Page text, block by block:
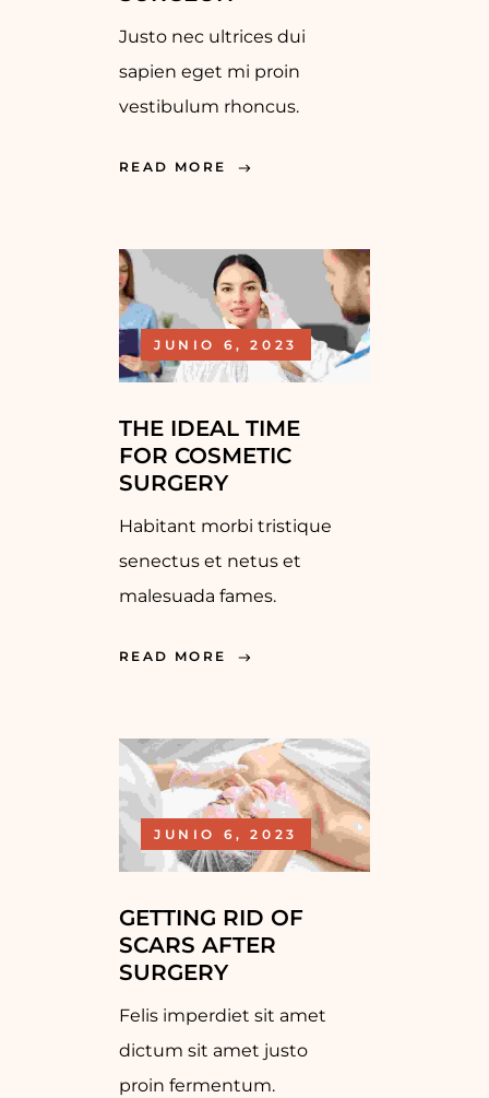
Justo nec ultrices dui
sapien eget mi proin
vestibulum rhoncus.
READ MORE
JUNIO 6, 2023
THE IDEAL TIME
FOR COSMETIC
SURGERY
Habitant morbi tristique
senectus et netus et
malesuada fames.
READ MORE
JUNIO 6, 2023
GETTING RID OF
SCARS AFTER
SURGERY
Felis imperdiet sit amet
dictum sit amet justo
proin fermentum.